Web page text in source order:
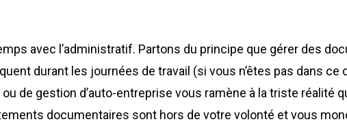
avec l’administratif. Partons du principe que gérer des
durant les journées de travail (si vous n’êtes pas dans ce
de gestion d’auto-entreprise vous ramène à la triste réalité
documentaires sont hors de votre volonté et vous